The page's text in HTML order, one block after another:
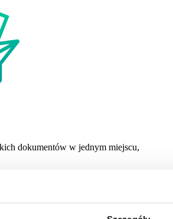
dokumentów w jednym miejscu,